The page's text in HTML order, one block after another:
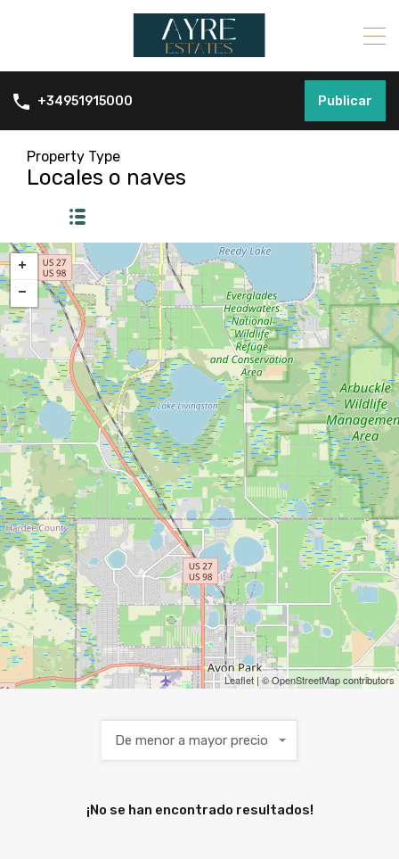
+34951915000 Publicar
Property Type
Locales o naves
Leaflet| ©OpenStreetMapcontributors
De menor a mayor precio
¡No se han encontrado resultados!